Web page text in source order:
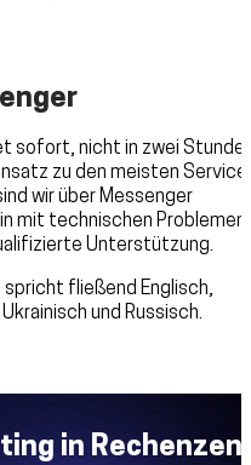
sofort, nicht in zwei
zu den meisten
wir über Messenger
mit technischen Problemen
Unterstützung.
fließend Englisch,
und Russisch.
in